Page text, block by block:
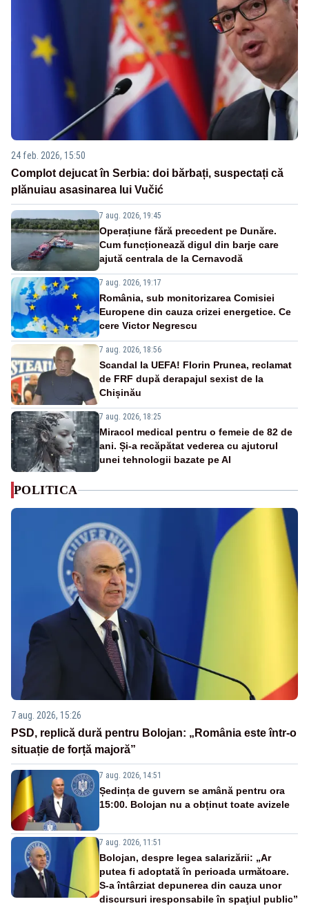
24 feb. 2026, 15:50
Complot dejucat în Serbia: doi bărbați, suspectați că
plănuiau asasinarea lui Vučić
7 aug. 2026, 19:45
Operațiune fără precedent pe Dunăre.
Cum funcționează digul din barje care
ajută centrala de la Cernavodă
7 aug. 2026, 19:17
România, sub monitorizarea Comisiei
Europene din cauza crizei energetice. Ce
cere Victor Negrescu
7 aug. 2026, 18:56
Scandal la UEFA! Florin Prunea, reclamat
de FRF după derapajul sexist de la
Chișinău
7 aug. 2026, 18:25
Miracol medical pentru o femeie de 82 de
ani. Și-a recăpătat vederea cu ajutorul
unei tehnologii bazate pe AI
POLITICA
7 aug. 2026, 15:26
PSD, replică dură pentru Bolojan: „România este într-o
situație de forță majoră”
7 aug. 2026, 14:51
Ședința de guvern se amână pentru ora
15:00. Bolojan nu a obținut toate avizele
7 aug. 2026, 11:51
Bolojan, despre legea salarizării: „Ar
putea fi adoptată în perioada următoare.
S-a întârziat depunerea din cauza unor
discursuri iresponsabile în spaţiul public”